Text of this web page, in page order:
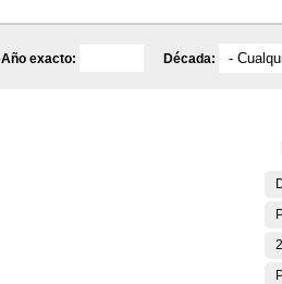
Año exacto: Década: